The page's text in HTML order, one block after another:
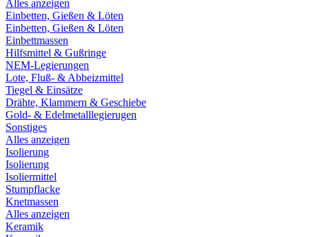
Alles anzeigen
Einbetten, Gießen & Löten
Einbetten, Gießen & Löten
Einbettmassen
Hilfsmittel & Gußringe
NEM-Legierungen
Lote, Fluß- & Abbeizmittel
Tiegel & Einsätze
Drähte, Klammern & Geschiebe
Gold- & Edelmetalllegierugen
Sonstiges
Alles anzeigen
Isolierung
Isolierung
Isoliermittel
Stumpflacke
Knetmassen
Alles anzeigen
Keramik